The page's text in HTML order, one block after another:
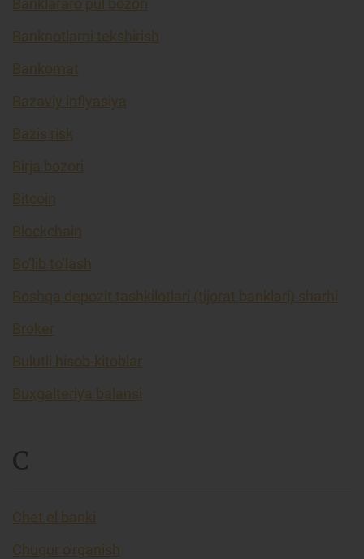
Banklararo pul bozori
Banknotlarni tekshirish
Bankomat
Bazaviy inflyasiya
Bazis risk
Birja bozori
Bitcoin
Blockchain
Bo’lib to’lash
Boshqa depozit tashkilotlari (tijorat banklari) sharhi
Broker
Bulutli hisob-kitoblar
Buxgalteriya balansi
C
Chet el banki
Chuqur o'rganish